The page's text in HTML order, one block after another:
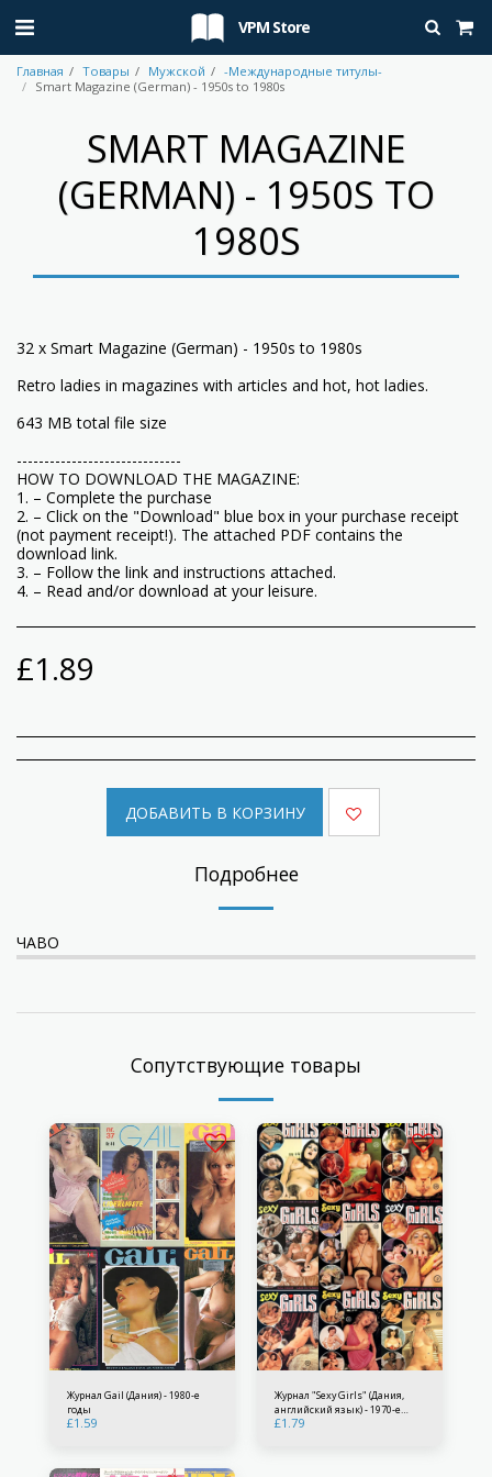
VPM Store
Главная Товары Мужской
-Международные титулы-
Smart Magazine (German) - 1950s to 1980s
SMART MAGAZINE
(GERMAN) - 1950S TO
1980S
32 x Smart Magazine (German) - 1950s to 1980s
Retro ladies in magazines with articles and hot, hot ladies.
643 MB total file size
------------------------------
HOW TO DOWNLOAD THE MAGAZINE:
1. – Complete the purchase
2. – Click on the "Download" blue box in your purchase receipt
(not payment receipt!). The attached PDF contains the
download link.
3. – Follow the link and instructions attached.
4. – Read and/or download at your leisure.
£1.89
ДОБАВИТЬ В КОРЗИНУ
Подробнее
ЧАВО
Сопутствующие товары
Журнал Gail (Дания) - 1980-е
годы
£1.59
Журнал "Sexy Girls" (Дания,
английский язык) - 1970-е
годы.
£1.79